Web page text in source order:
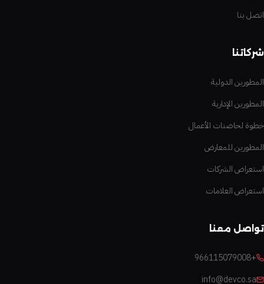
اتصل بنا
شركاتنا
المطورين الدولية
المطورين الإدارية
خطوة لحاضنات الأعمال
المطورين للمعارض
استعراض الشركات
استعراض العلامات
تواصل معنا
+966115079008
info@devco.sa